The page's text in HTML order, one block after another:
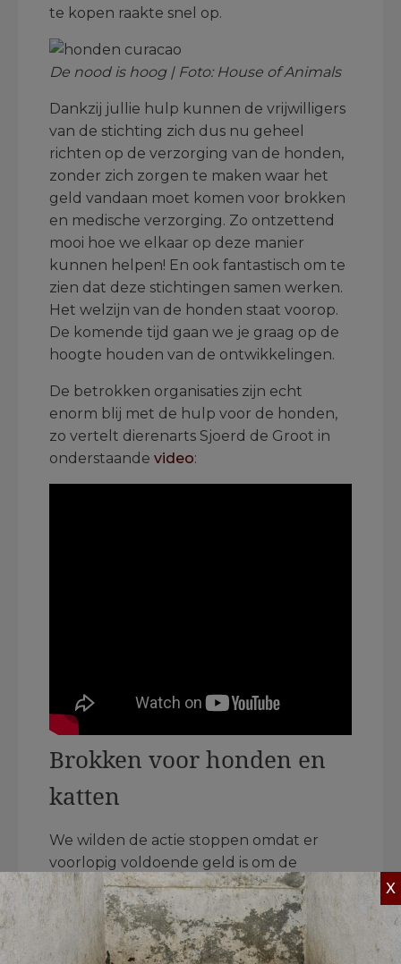
te kopen raakte snel op.
De nood is hoog | Foto: House of Animals
Dankzij jullie hulp kunnen de vrijwilligers
van de stichting zich dus nu geheel
richten op de verzorging van de honden,
zonder zich zorgen te maken waar het
geld vandaan moet komen voor brokken
en medische verzorging. Zo ontzettend
mooi hoe we elkaar op deze manier
kunnen helpen! En ook fantastisch om te
zien dat deze stichtingen samen werken.
Het welzijn van de honden staat voorop.
De komende tijd gaan we je graag op de
hoogte houden van de ontwikkelingen.
De betrokken organisaties zijn echt
enorm blij met de hulp voor de honden,
zo vertelt dierenarts Sjoerd de Groot in
onderstaande video:
Brokken voor honden en
katten
We wilden de actie stoppen omdat er
voorlopig voldoende geld is om de
zwerfhonden te verzorgen. Maar na
overleg met Feed Friends, Stichting Dog
en Rescue Paws Curaçao hebben we
besloten een nieuwe actie te starten.
X